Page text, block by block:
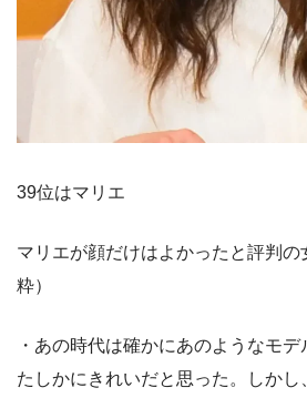
39位はマリエ
マリエが顔だけはよかったと評判
粋）
・あの時代は確かにあのようなモデ
たしかにきれいだと思った。しかし